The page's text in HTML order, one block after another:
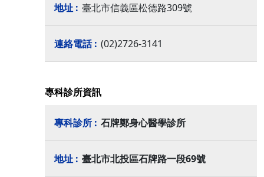
臺北市信義區松德路309號
(02)2726-3141
專科診所資訊
石牌鄭身心醫學診所
臺北市北投區石牌路一段69號